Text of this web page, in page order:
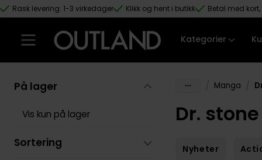
Hopp til hovedinnhold
Rask levering: 1-3 virkedager Klikk og hent i butikk Betal med
Kategorier
Manga
Dr.
Nyheter
På lager
Vis kun på lager
Sortering